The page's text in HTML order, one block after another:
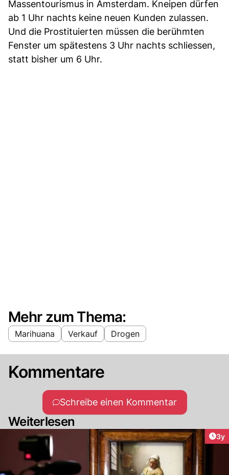
Massentourismus in Amsterdam. Kneipen dürfen
ab 1 Uhr nachts keine neuen Kunden zulassen.
Und die Prostituierten müssen die berühmten
Fenster um spätestens 3 Uhr nachts schliessen,
statt bisher um 6 Uhr.
Mehr zum Thema:
Marihuana Verkauf Drogen
Kommentare
Schreibe einen Kommentar
Weiterlesen
3y